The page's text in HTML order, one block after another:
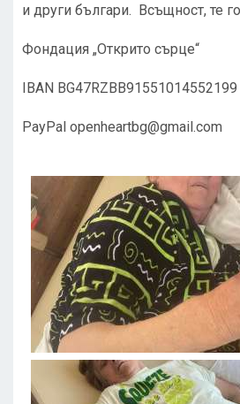
и други българи. Всъщност, те
Фондация „Открито сърце“
IBAN BG47RZBB91551014552199
PayPal openheartbg@gmail.com